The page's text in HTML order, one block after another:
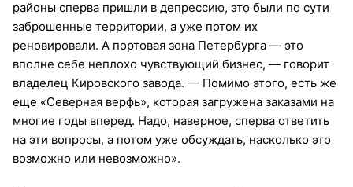
районы сперва пришли в депрессию, это были по сути
заброшенные территории, а уже потом их
реновировали. А портовая зона Петербурга — это
вполне себе неплохо чувствующий бизнес, — говорит
владелец Кировского завода. — Помимо этого, есть же
еще «Северная верфь», которая загружена заказами на
многие годы вперед. Надо, наверное, сперва ответить
на эти вопросы, а потом уже обсуждать, насколько это
возможно или невозможно».